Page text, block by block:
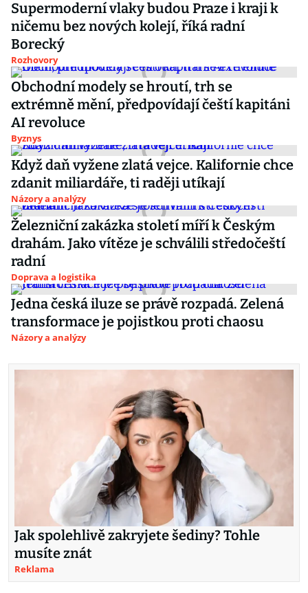
Supermoderní vlaky budou Praze i kraji k
ničemu bez nových kolejí, říká radní
Borecký
Rozhovory
Obchodní modely se hroutí, trh se
extrémně mění, předpovídají čeští kapitáni
AI revoluce
Byznys
Když daň vyžene zlatá vejce. Kalifornie chce
zdanit miliardáře, ti raději utíkají
Názory a analýzy
Železniční zakázka století míří k Českým
drahám. Jako vítěze je schválili středočeští
radní
Doprava a logistika
Jedna česká iluze se právě rozpadá. Zelená
transformace je pojistkou proti chaosu
Názory a analýzy
Jak spolehlivě zakryjete šediny? Tohle
musíte znát
Reklama